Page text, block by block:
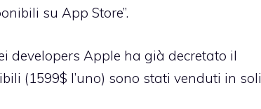
su App Store”.
developers Apple ha già decretato il
(1599$ l’uno) sono stati venduti in soli